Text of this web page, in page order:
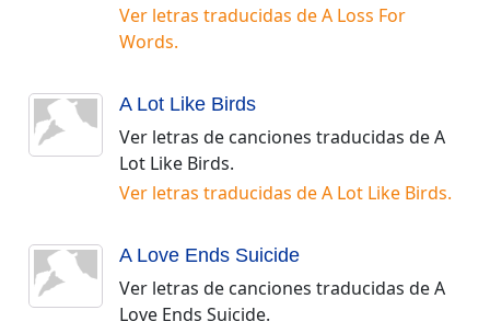
Ver letras traducidas deA Loss For
Words.
A Lot Like Birds
Ver letras de canciones traducidas deA
Lot Like Birds.
Ver letras traducidas deA Lot Like Birds.
A Love Ends Suicide
Ver letras de canciones traducidas deA
Love Ends Suicide.